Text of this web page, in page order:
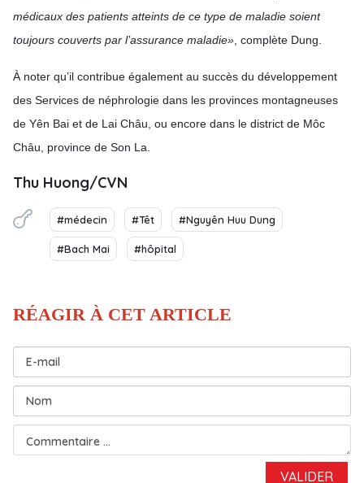
médicaux des patients atteints de ce type de maladie soient
toujours couverts par l’assurance maladie» , complète Dung.
À noter qu’il contribue également au succès du développement
des Services de néphrologie dans les provinces montagneuses
de Yên Bai et de Lai Châu, ou encore dans le district de Môc
Châu, province de Son La.
Thu Huong/CVN
#médecin #Têt #Nguyên Huu Dung
#Bach Mai #hôpital